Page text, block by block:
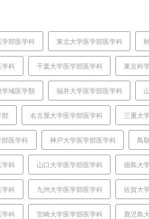
部医学科 東北大学医学部医学科
科 千葉大学医学部医学科 東京科
域医学類 福井大学医学部医学科
部 名古屋大学医学部医学科 三重大
医学科 神戸大学医学部医学科 鳥
科 山口大学医学部医学科 徳島大
科 九州大学医学部医学科 佐賀大
科 宮崎大学医学部医学科 鹿児島